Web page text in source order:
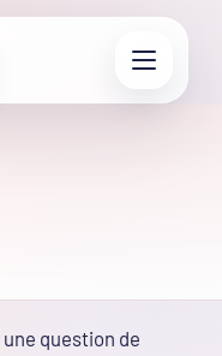
une question de